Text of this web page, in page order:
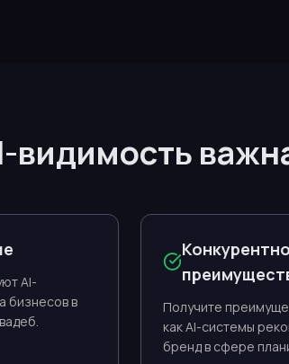
видимость
AI-
бизнесов в
Получите
как AI-системы
бренд в сфере